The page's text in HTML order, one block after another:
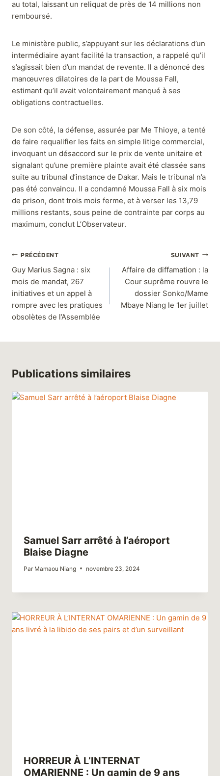
au total, laissant un reliquat de près de 14 millions non
remboursé.
Le ministère public, s’appuyant sur les déclarations d’un
intermédiaire ayant facilité la transaction, a rappelé qu’il
s’agissait bien d’un mandat de revente. Il a dénoncé des
manœuvres dilatoires de la part de Moussa Fall,
estimant qu’il avait volontairement manqué à ses
obligations contractuelles.
De son côté, la défense, assurée par Me Thioye, a tenté
de faire requalifier les faits en simple litige commercial,
invoquant un désaccord sur le prix de vente unitaire et
signalant qu’une première plainte avait été classée sans
suite au tribunal d’instance de Dakar. Mais le tribunal n’a
pas été convaincu. Il a condamné Moussa Fall à six mois
de prison, dont trois mois ferme, et à verser les 13,79
millions restants, sous peine de contrainte par corps au
maximum, conclut L’Observateur.
PRÉCÉDENT
Guy Marius Sagna : six
mois de mandat, 267
initiatives et un appel à
rompre avec les pratiques
obsolètes de l’Assemblée
SUIVANT
Affaire de diffamation : la
Cour suprême rouvre le
dossier Sonko/Mame
Mbaye Niang le 1er juillet
Publications similaires
Samuel Sarr arrêté à l’aéroport
Blaise Diagne
Par Mamaou Niang novembre 23, 2024
HORREUR À L’INTERNAT
OMARIENNE : Un gamin de 9 ans